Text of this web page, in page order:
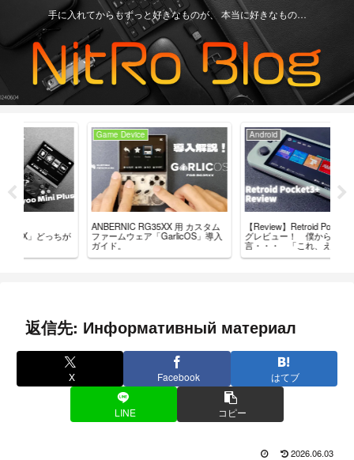
手に入れてからもずっと好きなものが、 本当に好きなもの…
ANBERNIC RG35XX 用 カスタム
ファームウェア「GarlicOS」導入
ガイド。
【Review】Retroid Pocket 3+ ブロ
グレビュー！ 僕からひと
言・・・ 「これ、ええやん」
返信先: Информативный материал
X Facebook はてブ
LINE コピー
2026.06.03